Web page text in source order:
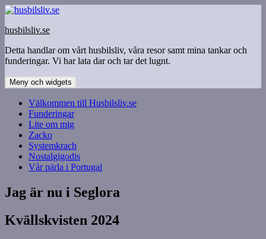
Hoppa
innehåll
husbilsliv.se
Detta handlar om vårt husbilsliv, våra resor samt mina tankar och
funderingar. Vi har lata dar och tar det lugnt.
Meny och widgets
Välkommen till Husbilsliv.se
Funderingar
Lite om mig
Zacko
Systemkrach
Nostalgigodis
Vår pärla i Portugal
Jag är nu i Seglora
Kvällskvisten 2024